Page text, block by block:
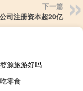
下一篇
司注册资本超20亿
源旅游好吗
零食